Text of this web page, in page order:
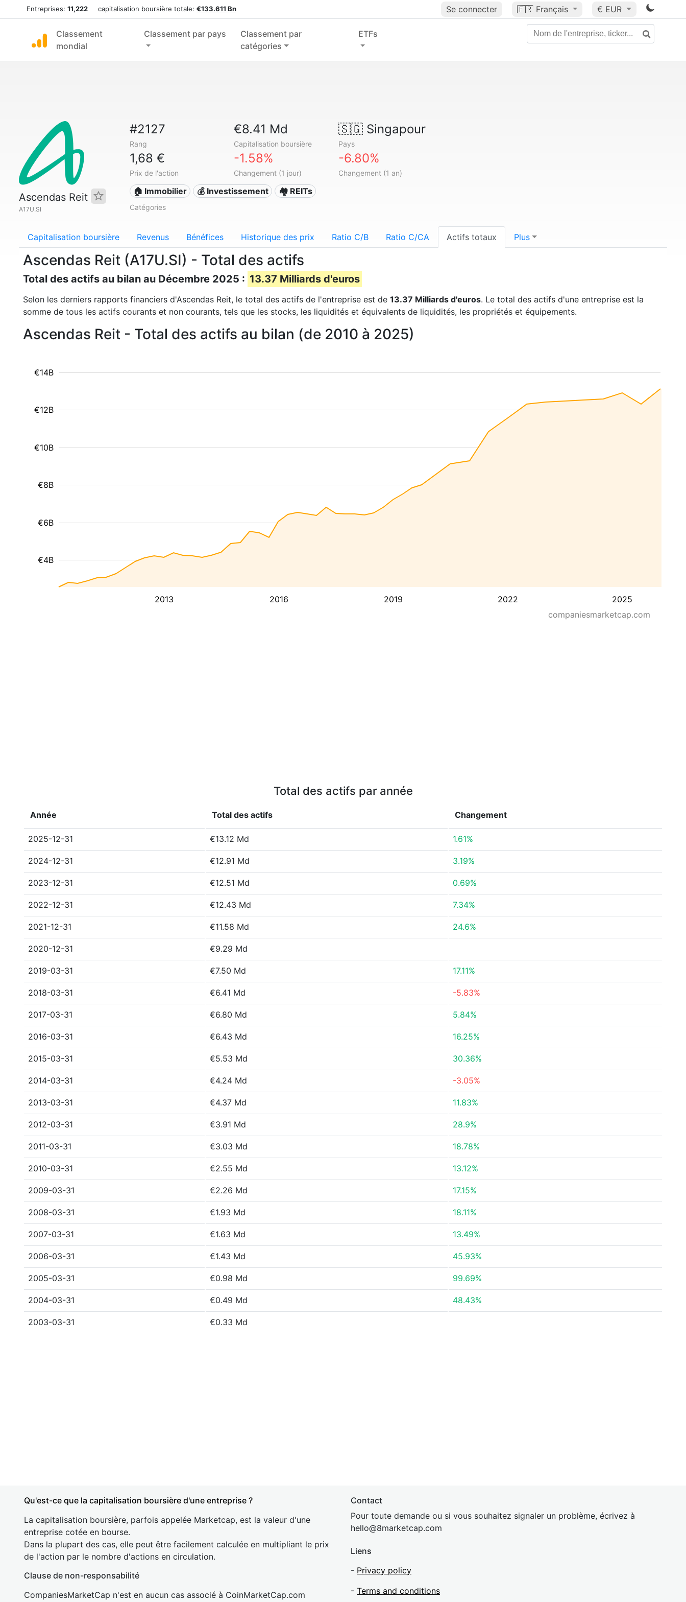
Entreprises: 11,222 capitalisation boursière totale: €133.611 Bn Se connecter 🇫🇷 Français € EUR
Classement
mondial
Classement par pays
Classement par
catégories
ETFs
Ascendas Reit
A17U.SI
#2127
Rang
€8.41 Md
Capitalisation boursière
🇸🇬Singapour
Pays
1,68 €
Prix de l'action
-1.58%
Changement (1 jour)
-6.80%
Changement (1 an)
🏠 Immobilier 💰 Investissement 🏘️ REITs
Catégories
Capitalisation boursière Revenus Bénéfices Historique des prix Ratio C/B Ratio C/CA Actifs totaux Plus
Ascendas Reit (A17U.SI) - Total des actifs
Total des actifs au bilan au Décembre 2025 : 13.37 Milliards d'euros
Selon les derniers rapports financiers d'Ascendas Reit, le total des actifs de l'entreprise est de 13.37 Milliards d'euros. Le total des actifs d'une entreprise est la
somme de tous les actifs courants et non courants, tels que les stocks, les liquidités et équivalents de liquidités, les propriétés et équipements.
Ascendas Reit - Total des actifs au bilan (de 2010 à 2025)
2013 2016 2019 2022 2025
€4B
€6B
€8B
€10B
€12B
€14B
companiesmarketcap.com
Total des actifs par année
Année Total des actifs Changement
2025-12-31 €13.12 Md 1.61%
2024-12-31 €12.91 Md 3.19%
2023-12-31 €12.51 Md 0.69%
2022-12-31 €12.43 Md 7.34%
2021-12-31 €11.58 Md 24.6%
2020-12-31 €9.29 Md
2019-03-31 €7.50 Md 17.11%
2018-03-31 €6.41 Md -5.83%
2017-03-31 €6.80 Md 5.84%
2016-03-31 €6.43 Md 16.25%
2015-03-31 €5.53 Md 30.36%
2014-03-31 €4.24 Md -3.05%
2013-03-31 €4.37 Md 11.83%
2012-03-31 €3.91 Md 28.9%
2011-03-31 €3.03 Md 18.78%
2010-03-31 €2.55 Md 13.12%
2009-03-31 €2.26 Md 17.15%
2008-03-31 €1.93 Md 18.11%
2007-03-31 €1.63 Md 13.49%
2006-03-31 €1.43 Md 45.93%
2005-03-31 €0.98 Md 99.69%
2004-03-31 €0.49 Md 48.43%
2003-03-31 €0.33 Md
Qu'est-ce que la capitalisation boursière d'une entreprise ?
La capitalisation boursière, parfois appelée Marketcap, est la valeur d'une
entreprise cotée en bourse.
Dans la plupart des cas, elle peut être facilement calculée en multipliant le prix
de l'action par le nombre d'actions en circulation.
Clause de non-responsabilité
CompaniesMarketCap n'est en aucun cas associé à CoinMarketCap.com
Contact
Pour toute demande ou si vous souhaitez signaler un problème, écrivez à
hello@8marketcap.com
Liens
- Privacy policy
- Terms and conditions